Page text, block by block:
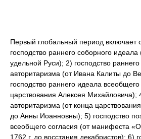
Первый глобальный период включает
господство раннего соборного
удельной Руси); 2) господство
авторитаризма (от Ивана Калиты до
господство раннего идеала
царствования Алексея Михайловича);
авторитаризма (от конца
до Анны Иоанновны); 5) господство
всеобщего согласия (от манифеста
1762 г. до восстания декабристов); 6)